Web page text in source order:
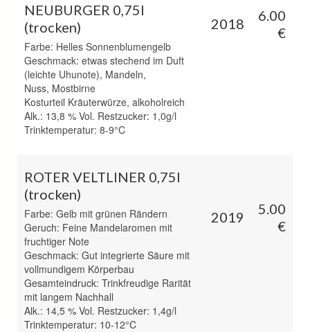
NEUBURGER 0,75l
(trocken)
Farbe: Helles Sonnenblumengelb
Geschmack: etwas stechend im Duft
(leichte Uhunote), Mandeln,
Nuss, Mostbirne
Kosturteil Kräuterwürze, alkoholreich
Alk.: 13,8 % Vol. Restzucker: 1,0g/l
Trinktemperatur: 8-9°C
2018
6.00
€
ROTER VELTLINER 0,75l
(trocken)
Farbe: Gelb mit grünen Rändern
Geruch: Feine Mandelaromen mit
fruchtiger Note
Geschmack: Gut integrierte Säure mit
vollmundigem Körperbau
Gesamteindruck: Trinkfreudige Rarität
mit langem Nachhall
Alk.: 14,5 % Vol. Restzucker: 1,4g/l
Trinktemperatur: 10-12°C
2019
5.00
€